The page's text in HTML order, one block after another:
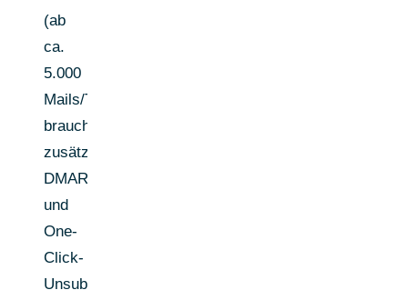
(ab
ca.
5.000
Mails/Tag)
brauchen
zusätzlich
DMARC
und
One-
Click-
Unsubscribe.